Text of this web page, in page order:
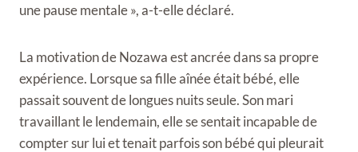
une pause mentale », a-t-elle déclaré.
La motivation de Nozawa est ancrée dans sa propre
expérience. Lorsque sa fille aînée était bébé, elle
passait souvent de longues nuits seule. Son mari
travaillant le lendemain, elle se sentait incapable de
compter sur lui et tenait parfois son bébé qui pleurait